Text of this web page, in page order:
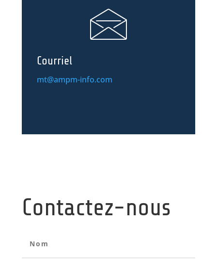
Courriel
mt@ampm-info.com
Contactez-nous